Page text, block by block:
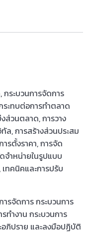
ระบวนการจัดการ
ะทบต่อการทำตลาด
ส่วนตลาด, การวาง
, การสร้างส่วนประสม
รตั้งราคา, การจัด
จำหน่ายในรูปแบบ
ทคนิคและการปรับ
จัดการ กระบวนการ
ทำงาน กระบวนการ
อภิปราย และลงมือปฏิบัติ